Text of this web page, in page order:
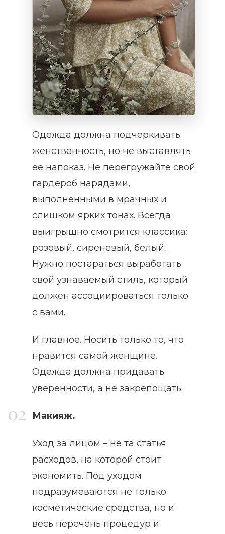
Одежда должна подчеркивать
женственность, но не выставлять
ее напоказ. Не перегружайте свой
гардероб нарядами,
выполненными в мрачных и
слишком ярких тонах. Всегда
выигрышно смотрится классика:
розовый, сиреневый, белый.
Нужно постараться выработать
свой узнаваемый стиль, который
должен ассоциироваться только
с вами.
И главное. Носить только то, что
нравится самой женщине.
Одежда должна придавать
уверенности, а не закрепощать.
Макияж.
Уход за лицом – не та статья
расходов, на которой стоит
экономить. Под уходом
подразумеваются не только
косметические средства, но и
весь перечень процедур и